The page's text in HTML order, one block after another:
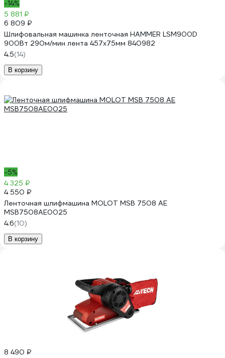
-14%
5 881 ₽
6 809 ₽
Шлифовальная машинка ленточная HAMMER LSM900D
900Вт 290м/мин лента 457x75мм 840982
4.5(14)
В корзину
-5%
4 325 ₽
4 550 ₽
Ленточная шлифмашина MOLOT MSB 7508 АЕ
MSB7508АЕ0025
4.6(10)
В корзину
8 490 ₽